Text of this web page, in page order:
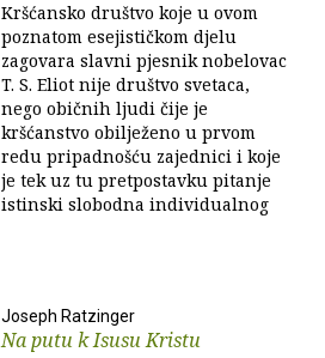
Kršćansko društvo koje u ovom
poznatom esejističkom djelu
zagovara slavni pjesnik nobelovac
T. S. Eliot nije društvo svetaca,
nego običnih ljudi čije je
kršćanstvo obilježeno u prvom
redu pripadnošću zajednici i koje
je tek uz tu pretpostavku pitanje
istinski slobodna individualnog
Joseph Ratzinger
Na putu k Isusu Kristu